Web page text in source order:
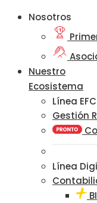
Nosotros
Nuestro
Ecosistema
Línea EFC
Gestión
Línea